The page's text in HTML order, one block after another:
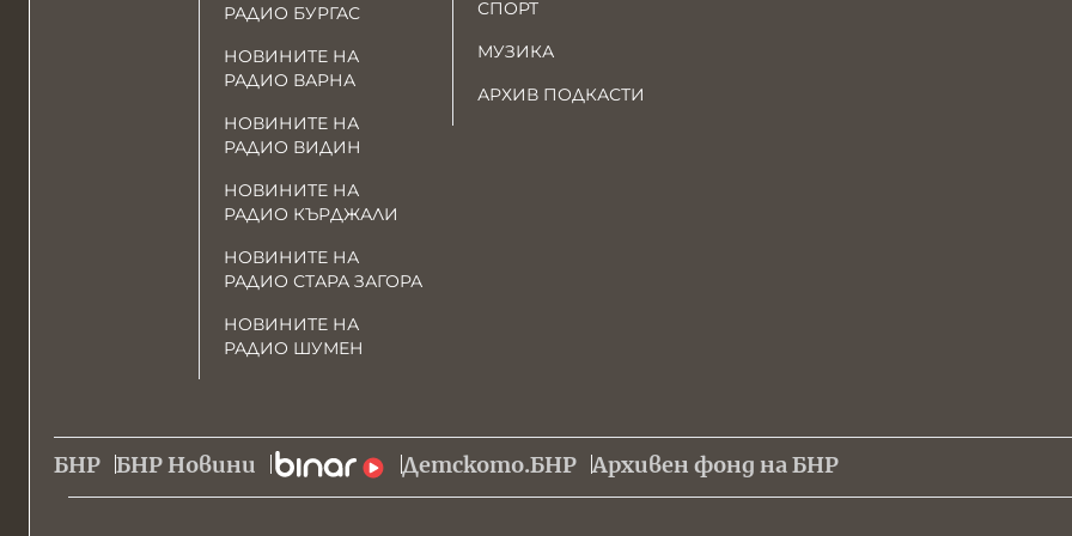
РАДИО БУРГАС
НОВИНИТЕ НА
РАДИО ВАРНА
НОВИНИТЕ НА
РАДИО ВИДИН
НОВИНИТЕ НА
РАДИО КЪРДЖАЛИ
НОВИНИТЕ НА
РАДИО СТАРА ЗАГОРА
НОВИНИТЕ НА
РАДИО ШУМЕН
СПОРТ
МУЗИКА
АРХИВ ПОДКАСТИ
БНР БНР Новини Детското.БНР Архивен фонд на БНР